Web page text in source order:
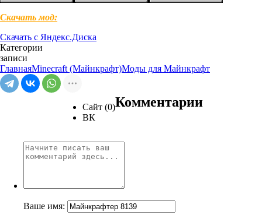
Скачать мод:
Скачать с Яндекс.Диска
Категории
записи
ГлавнаяMinecraft (Майнкрафт)Моды для Майнкрафт
Сайт (0)
ВК
Комментарии
Ваше имя: